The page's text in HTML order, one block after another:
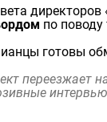
директоров
по
готовы
переезжает